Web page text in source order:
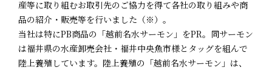
産等に取り組むお取引先のご協力を得て各社の取り組みや商
品の紹介・販売等を行いました（※）。
当社は特にPB商品の「越前名水サーモン」をPR。同サーモン
は福井県の水産卸売会社・福井中央魚市様とタッグを組んで
陸上養殖しています。陸上養殖の「越前名水サーモン」は、